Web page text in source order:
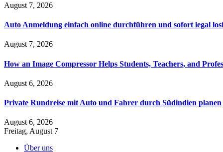
August 7, 2026
Auto Anmeldung einfach online durchführen und sofort legal
August 7, 2026
How an Image Compressor Helps Students, Teachers, and
August 6, 2026
Private Rundreise mit Auto und Fahrer durch Südindien planen
August 6, 2026
Freitag, August 7
Über uns